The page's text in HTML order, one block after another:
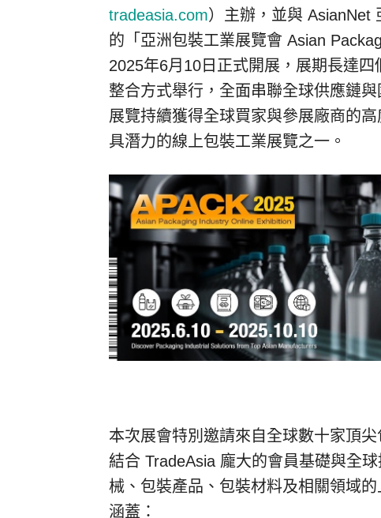
tradeasia.com）主辦，並與 AsianNet
的「亞洲包裝工業展覽會 Asian
2025年6月10日正式開展，展期長達
整合方式舉行，全面串聯全球供應鏈
展覽持續獲得全球買家與參展廠商的
具潛力的線上包裝工業展覽之一。
本次展會特別邀請來自全球數十家頂
結合 TradeAsia 龐大的會員基礎與全
械、包裝產品、包裝材料及相關領域
涵蓋：